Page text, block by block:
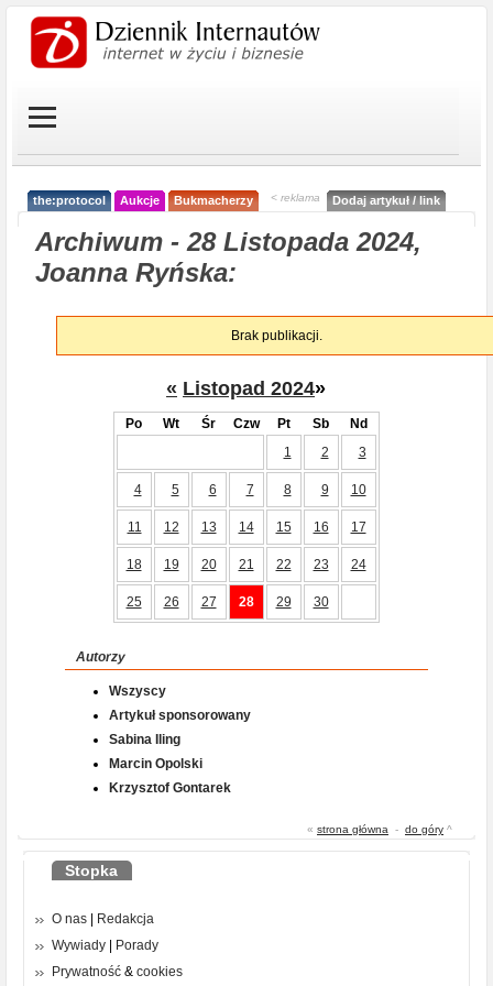
the:protocol Aukcje Bukmacherzy < reklama Dodaj artykuł / link
Archiwum - 28 Listopada 2024,
Joanna Ryńska:
Brak publikacji.
« Listopad 2024»
Po Wt Śr Czw Pt Sb
Nd
1
2 3
4 5 6 7 8 9 10
11 12 13 14 15 16 17
18 19 20 21 22 23 24
25 26 27 28 29 30
Autorzy
Wszyscy
Artykuł sponsorowany
Sabina Iling
Marcin Opolski
Krzysztof Gontarek
« strona główna - do góry ^
Stopka
O nas
Redakcja
Wywiady
Porady
Prywatność & cookies